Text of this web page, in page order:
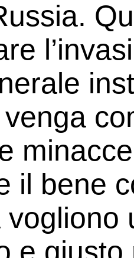
il bene
vogliono
e